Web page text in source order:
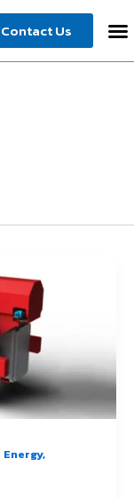
Contact Us
Energy,